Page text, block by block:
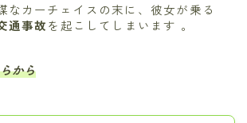
なカーチェイスの末に、彼女が乗る
通事故を起こしてしまいます 。
から